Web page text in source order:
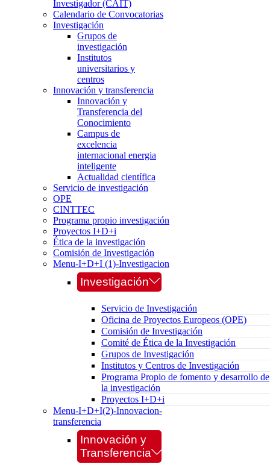
Investigador (CAIT)
Calendario de Convocatorias
Investigación
Grupos de
investigación
Institutos
universitarios y
centros
Innovación y transferencia
Innovación y
Transferencia del
Conocimiento
Campus de
excelencia
internacional energia
inteligente
Actualidad científica
Servicio de investigación
OPE
CINTTEC
Programa propio investigación
Proyectos I+D+i
Ética de la investigación
Comisión de Investigación
Menu-I+D+I (1)-Investigacion
Investigación
Servicio de Investigación
Oficina de Proyectos Europeos (OPE)
Comisión de Investigación
Comité de Ética de la Investigación
Grupos de Investigación
Institutos y Centros de Investigación
Programa Propio de fomento y desarrollo de
la investigación
Proyectos I+D+i
Menu-I+D+I(2)-Innovacion-
transferencia
Innovación y
Transferencia